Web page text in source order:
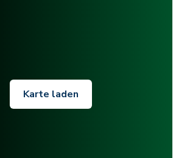
Karte laden